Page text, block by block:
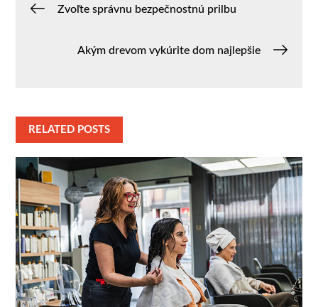
Navigace
Zvoľte správnu bezpečnostnú prilbu
Akým drevom vykúrite dom najlepšie
RELATED POSTS